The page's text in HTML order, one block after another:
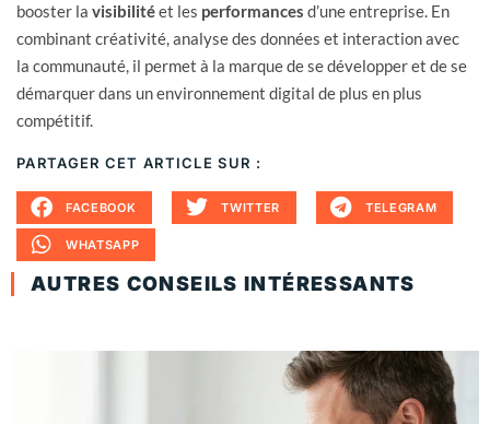
booster la visibilitéet les performances d’une entreprise. En
combinant créativité, analyse des données et interaction avec
la communauté, il permet à la marque de se développer et de se
démarquer dans un environnement digital de plus en plus
compétitif.
PARTAGER CET ARTICLE SUR :
FACEBOOK TWITTER TELEGRAM
WHATSAPP
AUTRES CONSEILS INTÉRESSANTS